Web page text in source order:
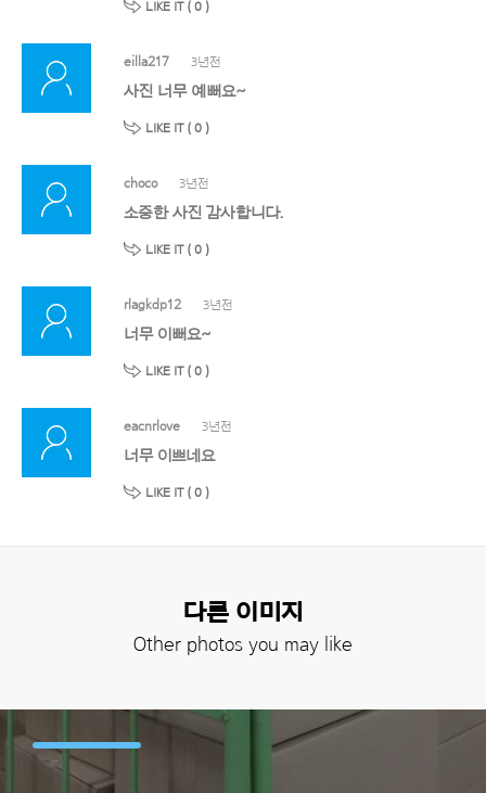
LIKE IT ( 0 )
eilla217 3년전
사진 너무 예뻐요~
LIKE IT ( 0 )
choco 3년전
소중한 사진 감사합니다.
LIKE IT ( 0 )
rlagkdp12 3년전
너무 이뻐요~
LIKE IT ( 0 )
eacnrlove 3년전
너무 이쁘네요
LIKE IT ( 0 )
다른 이미지
Other photos you may like